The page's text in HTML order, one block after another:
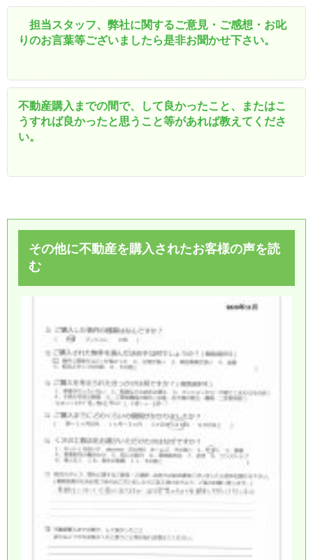
担当スタッフ、弊社に関するご意見・ご感想・お叱
りのお言葉等ございましたら是非お聞かせ下さい。
不動産購入までの間で、して良かったこと、またはこ
うすれば良かったと思うこと等があれば教えてくださ
い。
その他に不動産を購入されたお客様の声を読
む